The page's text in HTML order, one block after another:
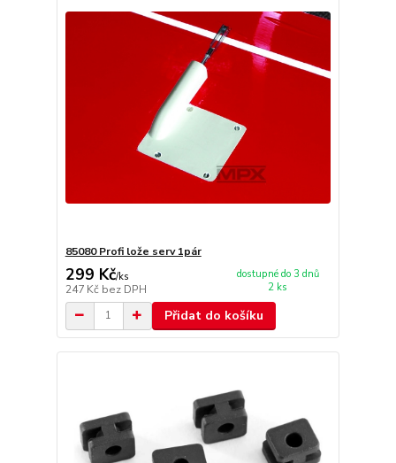
85080 Profi lože serv 1pár
299 Kč/ks
247 Kč bez DPH
dostupné do 3 dnů
2 ks
Přidat do košíku